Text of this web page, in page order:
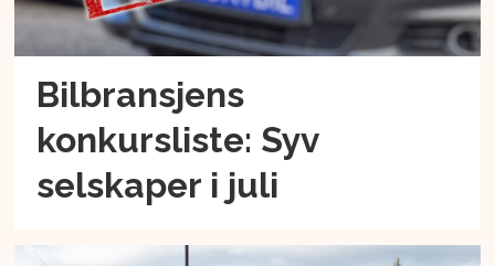
Bilbransjens
konkursliste: Syv
selskaper i juli